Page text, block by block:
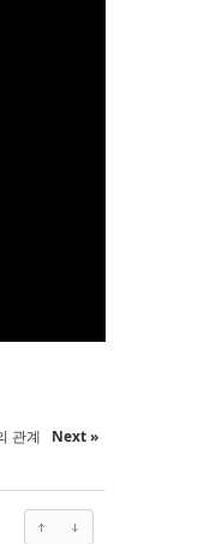
관계 Next »